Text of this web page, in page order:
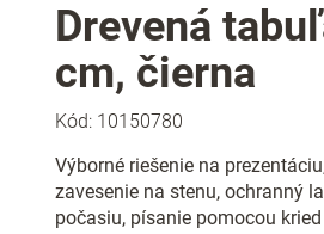
Drevená
cm, čierna
Kód: 10150780
Výborné riešenie na
zavesenie na stenu, ochranný
počasiu, písanie pomocou kried